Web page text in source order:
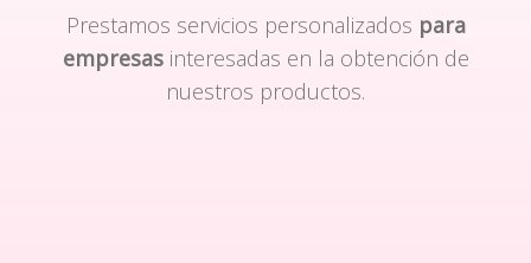
Prestamos servicios personalizados para
empresasinteresadas en la obtención de
nuestros productos.